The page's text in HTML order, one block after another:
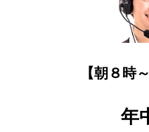
【朝８時
年